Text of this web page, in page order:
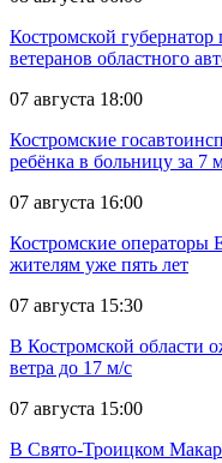
Костромской губернатор
ветеранов областного
07 августа 18:00
Костромские
ребёнка в больницу за 7
07 августа 16:00
Костромские операторы
жителям уже пять лет
07 августа 15:30
В Костромской области
ветра до 17 м/с
07 августа 15:00
В Свято-Троицком